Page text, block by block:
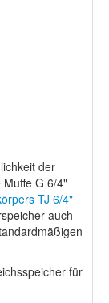
der
G 6/4"
TJ 6/4"
auch
für